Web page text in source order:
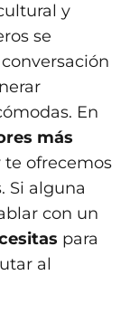
y
se
En
más
te ofrecemos
Si alguna
con un
para
al